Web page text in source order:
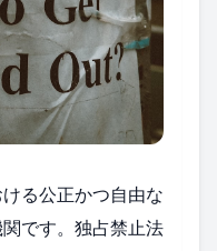
る公正かつ自由な
です。独占禁止法